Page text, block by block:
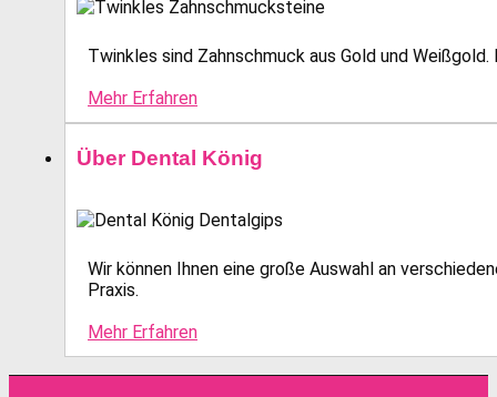
Twinkles sind Zahnschmuck aus Gold und
Mehr Erfahren
Über Dental König
Wir können Ihnen eine große Auswahl an
Praxis.
Mehr Erfahren